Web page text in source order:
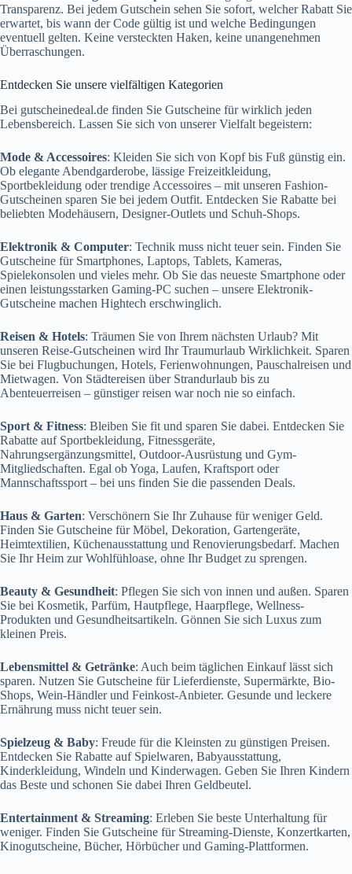
Transparenz. Bei jedem Gutschein sehen Sie sofort, welcher Rabatt Sie
erwartet, bis wann der Code gültig ist und welche Bedingungen
eventuell gelten. Keine versteckten Haken, keine unangenehmen
Überraschungen.
Entdecken Sie unsere vielfältigen Kategorien
Bei gutscheinedeal.de finden Sie Gutscheine für wirklich jeden
Lebensbereich. Lassen Sie sich von unserer Vielfalt begeistern:
Mode & Accessoires: Kleiden Sie sich von Kopf bis Fuß günstig ein.
Ob elegante Abendgarderobe, lässige Freizeitkleidung,
Sportbekleidung oder trendige Accessoires – mit unseren Fashion-
Gutscheinen sparen Sie bei jedem Outfit. Entdecken Sie Rabatte bei
beliebten Modehäusern, Designer-Outlets und Schuh-Shops.
Elektronik & Computer: Technik muss nicht teuer sein. Finden Sie
Gutscheine für Smartphones, Laptops, Tablets, Kameras,
Spielekonsolen und vieles mehr. Ob Sie das neueste Smartphone oder
einen leistungsstarken Gaming-PC suchen – unsere Elektronik-
Gutscheine machen Hightech erschwinglich.
Reisen & Hotels: Träumen Sie von Ihrem nächsten Urlaub? Mit
unseren Reise-Gutscheinen wird Ihr Traumurlaub Wirklichkeit. Sparen
Sie bei Flugbuchungen, Hotels, Ferienwohnungen, Pauschalreisen und
Mietwagen. Von Städtereisen über Strandurlaub bis zu
Abenteuerreisen – günstiger reisen war noch nie so einfach.
Sport & Fitness: Bleiben Sie fit und sparen Sie dabei. Entdecken Sie
Rabatte auf Sportbekleidung, Fitnessgeräte,
Nahrungsergänzungsmittel, Outdoor-Ausrüstung und Gym-
Mitgliedschaften. Egal ob Yoga, Laufen, Kraftsport oder
Mannschaftssport – bei uns finden Sie die passenden Deals.
Haus & Garten: Verschönern Sie Ihr Zuhause für weniger Geld.
Finden Sie Gutscheine für Möbel, Dekoration, Gartengeräte,
Heimtextilien, Küchenausstattung und Renovierungsbedarf. Machen
Sie Ihr Heim zur Wohlfühloase, ohne Ihr Budget zu sprengen.
Beauty & Gesundheit: Pflegen Sie sich von innen und außen. Sparen
Sie bei Kosmetik, Parfüm, Hautpflege, Haarpflege, Wellness-
Produkten und Gesundheitsartikeln. Gönnen Sie sich Luxus zum
kleinen Preis.
Lebensmittel & Getränke: Auch beim täglichen Einkauf lässt sich
sparen. Nutzen Sie Gutscheine für Lieferdienste, Supermärkte, Bio-
Shops, Wein-Händler und Feinkost-Anbieter. Gesunde und leckere
Ernährung muss nicht teuer sein.
Spielzeug & Baby: Freude für die Kleinsten zu günstigen Preisen.
Entdecken Sie Rabatte auf Spielwaren, Babyausstattung,
Kinderkleidung, Windeln und Kinderwagen. Geben Sie Ihren Kindern
das Beste und schonen Sie dabei Ihren Geldbeutel.
Entertainment & Streaming: Erleben Sie beste Unterhaltung für
weniger. Finden Sie Gutscheine für Streaming-Dienste, Konzertkarten,
Kinogutscheine, Bücher, Hörbücher und Gaming-Plattformen.